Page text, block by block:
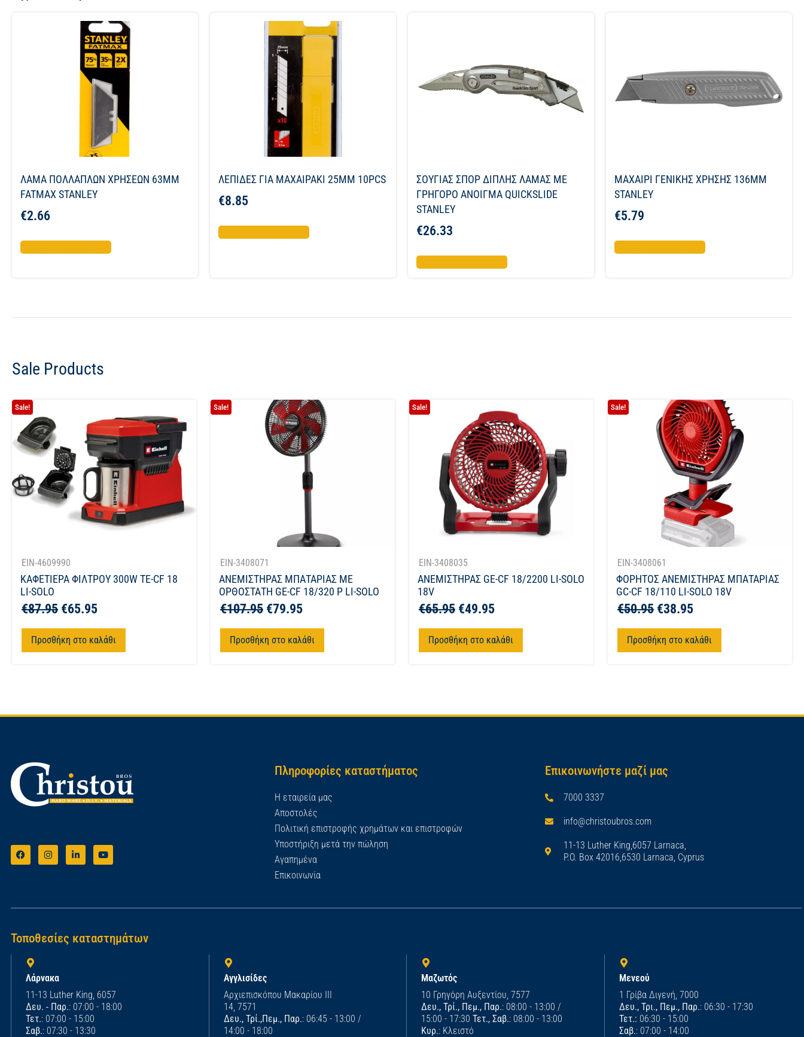
ΛΑΜΑ ΠΟΛΛΑΠΛΩΝ ΧΡΗΣΕΩΝ 63ΜΜ
FATMAX STANLEY
€2.66
ΛΕΠΙΔΕΣ ΓΙΑ ΜΑΧΑΙΡΑΚΙ 25MM 10PCS
€8.85
ΣΟΥΓΙΑΣ ΣΠΟΡ ΔΙΠΛΗΣ ΛΑΜΑΣ ΜΕ
ΓΡΗΓΟΡΟ ΑΝΟΙΓΜΑ QUICKSLIDE
STANLEY
€26.33
ΜΑΧΑΙΡΙ ΓΕΝΙΚΗΣ ΧΡΗΣΗΣ 136ΜΜ
STANLEY
€5.79
Sale Products
Sale!
EIN-4609990
ΚΑΦΕΤΙΕΡΑ ΦΙΛΤΡΟΥ 300W TE-CF 18
LI-SOLO
€87.95 €65.95
Προσθήκη στο καλάθι
Sale!
EIN-3408071
ΑΝΕΜΙΣΤΗΡΑΣ ΜΠΑΤΑΡΙΑΣ ΜΕ
ΟΡΘΟΣΤΑΤΗ GE-CF 18/320 P LI-SOLO
€107.95 €79.95
Προσθήκη στο καλάθι
Sale!
EIN-3408035
ΑΝΕΜΙΣΤΗΡΑΣ GE-CF 18/2200 LI-SOLO
18V
€65.95 €49.95
Προσθήκη στο καλάθι
Sale!
EIN-3408061
ΦΟΡΗΤΟΣ ΑΝΕΜΙΣΤΗΡΑΣ ΜΠΑΤΑΡΙΑΣ
GC-CF 18/110 LI-SOLO 18V
€50.95 €38.95
Προσθήκη στο καλάθι
Πληροφορίες καταστήματος
Η εταιρεία μας
Αποστολές
Πολιτική επιστροφής χρημάτων και επιστροφών
Υποστήριξη μετά την πώληση
Αγαπημένα
Επικοινωνία
Επικοινωνήστε μαζί μας
7000 3337
info@christoubros.com
11-13 Luther King,6057 Larnaca,
P.O. Box 42016,6530 Larnaca, Cyprus
Τοποθεσίες καταστημάτων
Λάρνακα
11-13 Luther King, 6057
Δευ. - Παρ.: 07:00 - 18:00
Τετ.: 07:00 - 15:00
Σαβ.: 07:30 - 13:30
Αγγλισίδες
Αρχιεπισκόπου Μακαρίου ΙΙΙ
14, 7571
Δευ., Τρί.,Πεμ., Παρ.: 06:45 - 13:00 /
14:00 - 18:00
Μαζωτός
10 Γρηγόρη Αυξεντίου, 7577
Δευ., Τρί., Πεμ., Παρ.: 08:00 - 13:00 /
15:00 - 17:30 Τετ., Σαβ.: 08:00 - 13:00
Κυρ.: Κλειστό
Μενεού
1 Γρίβα Διγενή, 7000
Δευ., Τρι., Πεμ., Παρ.: 06:30 - 17:30
Τετ.: 06:30 - 15:00
Σαβ.: 07:00 - 14:00